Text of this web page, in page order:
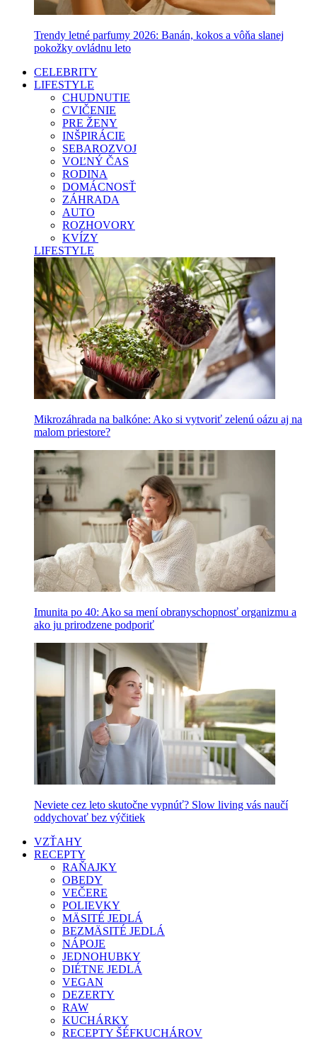
Trendy letné parfumy 2026: Banán, kokos a vôňa slanej
pokožky ovládnu leto
CELEBRITY
LIFESTYLE
CHUDNUTIE
CVIČENIE
PRE ŽENY
INŠPIRÁCIE
SEBAROZVOJ
VOĽNÝ ČAS
RODINA
DOMÁCNOSŤ
ZÁHRADA
AUTO
ROZHOVORY
KVÍZY
LIFESTYLE
Mikrozáhrada na balkóne: Ako si vytvoriť zelenú oázu aj na
malom priestore?
Imunita po 40: Ako sa mení obranyschopnosť organizmu a
ako ju prirodzene podporiť
Neviete cez leto skutočne vypnúť? Slow living vás naučí
oddychovať bez výčitiek
VZŤAHY
RECEPTY
RAŇAJKY
OBEDY
VEČERE
POLIEVKY
MÄSITÉ JEDLÁ
BEZMÄSITÉ JEDLÁ
NÁPOJE
JEDNOHUBKY
DIÉTNE JEDLÁ
VEGAN
DEZERTY
RAW
KUCHÁRKY
RECEPTY ŠÉFKUCHÁROV